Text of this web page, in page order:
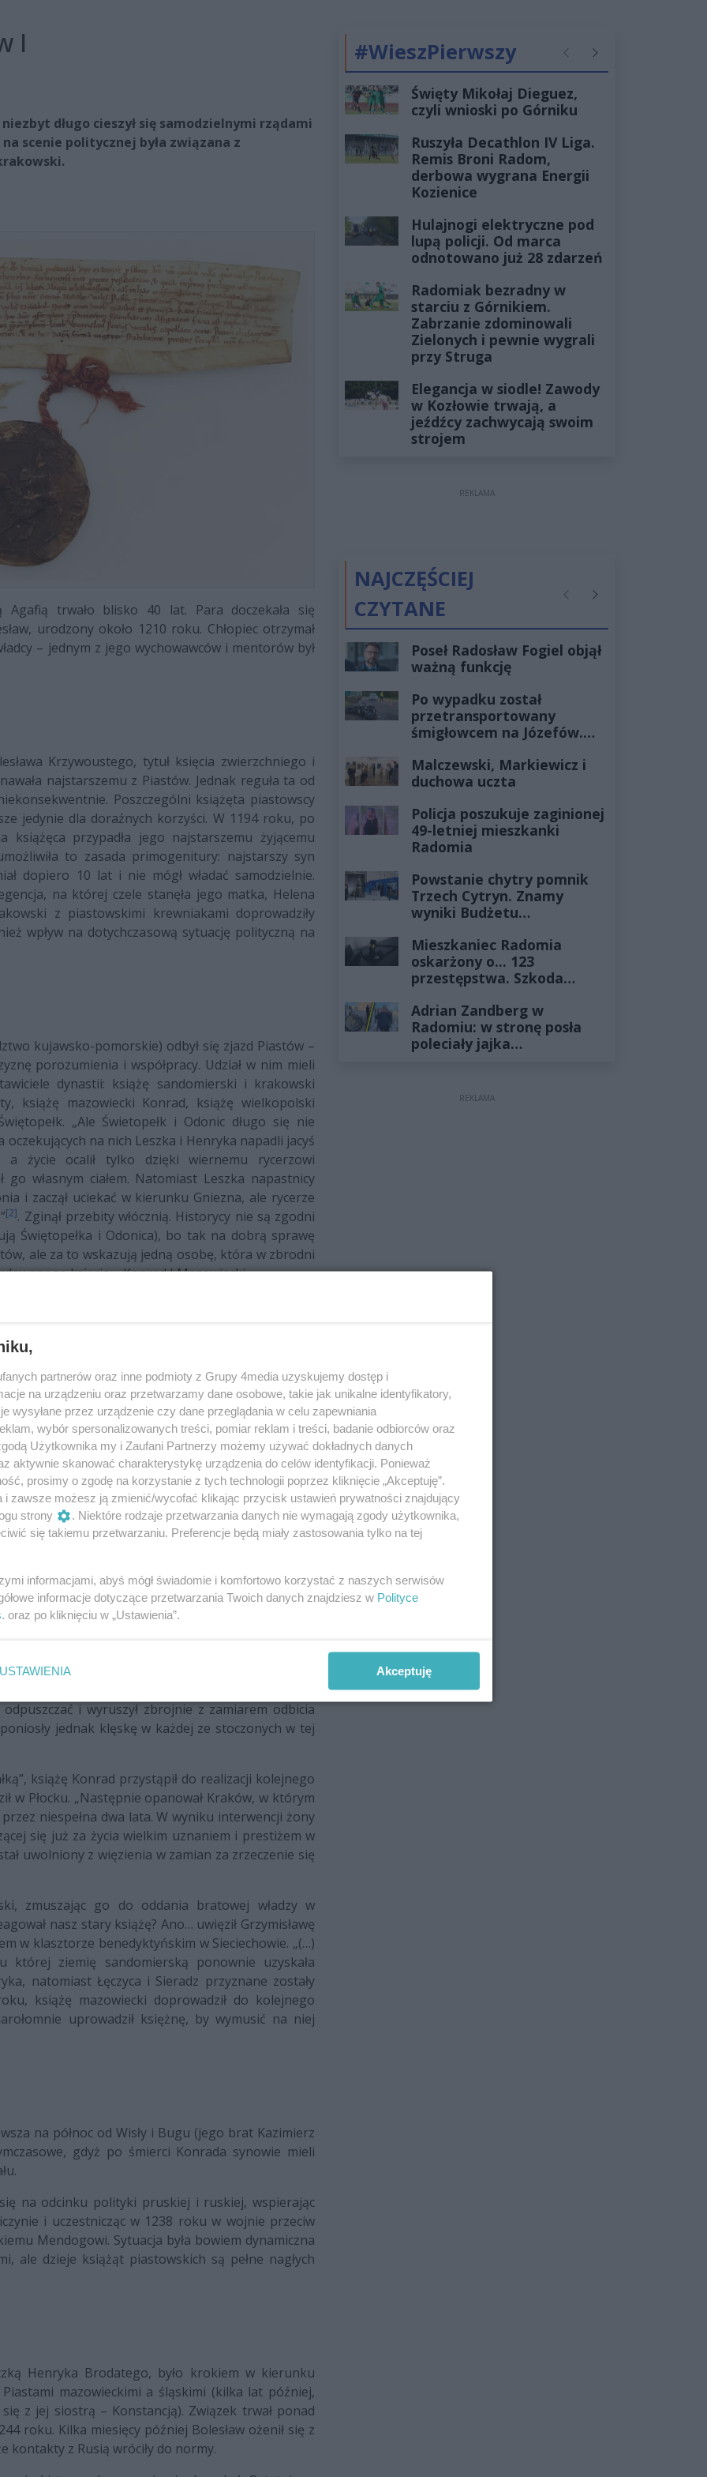
I
długo cieszył się samodzielnymi rządami
scenie politycznej była związana z
Agafią trwało blisko 40 lat. Para doczekała się
urodzony około 1210 roku. Chłopiec otrzymał
– jednym z jego wychowawców i mentorów był
Krzywoustego, tytuł księcia zwierzchniego i
najstarszemu z Piastów. Jednak reguła ta od
Poszczególni książęta piastowscy
jedynie dla doraźnych korzyści. W 1194 roku, po
książęca przypadła jego najstarszemu żyjącemu
to zasada primogenitury: najstarszy syn
dopiero 10 lat i nie mógł władać samodzielnie.
na której czele stanęła jego matka, Helena
z piastowskimi krewniakami doprowadziły
wpływ na dotychczasową sytuację polityczną na
kujawsko-pomorskie) odbył się zjazd Piastów –
porozumienia i współpracy. Udział w nim mieli
dynastii: książę sandomierski i krakowski
książę mazowiecki Konrad, książę wielkopolski
„Ale Świetopełk i Odonic długo się nie
na nich Leszka i Henryka napadli jacyś
a życie ocalił tylko dzięki wiernemu rycerzowi
własnym ciałem. Natomiast Leszka napastnicy
i zaczął uciekać w kierunku Gniezna, ale rycerze
[2]. Zginął przebity włócznią. Historycy nie są zgodni
Świętopełka i Odonica), bo tak na dobrą sprawę
ale za to wskazują jedną osobę, która w zbrodni
księcia – Konrad I Mazowiecki.
epokę, w której pretendenci do krakowskiego
władzy zwierzchniej. Uruchomiło za
z tych, który zgłaszał pretensje do tronu, był
żałobie – na pogrzeb wysłał Bolesława, a sam
nad dzielnicą senioralną.
18 lat i na dobre został wciągnięty przez rodzica w
gdzie towarzyszył ojcu w Skaryszewie (pod
księżną Grzymisławą, wdową po Leszku Białym”[3] .
bratankiem Bolesławem (zwanym Wstydliwym).
księżna nie dała się zastraszyć i przekazała opiekę
Laskonogiemu. Ten jednak musiał pilnować
senioralnej zasiadł Henryk Brodaty.
Wkrótce, wraz z ojcem, wyruszył na ziemię
do odstąpienia Konradowi znacznej części dzielnicy
I, który zaczął się tytułować księciem
i wyruszył zbrojnie z zamiarem odbicia
jednak klęskę w każdej ze stoczonych w tej
książę Konrad przystąpił do realizacji kolejnego
w Płocku. „Następnie opanował Kraków, w którym
niespełna dwa lata. W wyniku interwencji żony
się już za życia wielkim uznaniem i prestiżem w
uwolniony z więzienia w zamian za zrzeczenie się
zmuszając go do oddania bratowej władzy w
nasz stary książę? Ano… uwięził Grzymisławę
w klasztorze benedyktyńskim w Sieciechowie. „(…)
ziemię sandomierską ponownie uzyskała
natomiast Łęczyca i Sieradz przyznane zostały
książę mazowiecki doprowadził do kolejnego
uprowadził księżnę, by wymusić na niej
na północ od Wisły i Bugu (jego brat Kazimierz
gdyż po śmierci Konrada synowie mieli
na odcinku polityki pruskiej i ruskiej, wspierając
i uczestnicząc w 1238 roku w wojnie przeciw
Mendogowi. Sytuacja była bowiem dynamiczna
ale dzieje książąt piastowskich są pełne nagłych
Henryka Brodatego, było krokiem w kierunku
mazowieckimi a śląskimi (kilka lat później,
z jej siostrą – Konstancją). Związek trwał ponad
roku. Kilka miesięcy później Bolesław ożenił się z
kontakty z Rusią wróciły do normy.
#WieszPierwszy PoprzednieNastępne
Święty Mikołaj Dieguez,
czyli wnioski po Górniku
Ruszyła Decathlon IV Liga.
Remis Broni Radom,
derbowa wygrana Energii
Kozienice
Hulajnogi elektryczne pod
lupą policji. Od marca
odnotowano już 28 zdarzeń
Radomiak bezradny w
starciu z Górnikiem.
Zabrzanie zdominowali
Zielonych i pewnie wygrali
przy Struga
Elegancja w siodle! Zawody
w Kozłowie trwają, a
jeźdźcy zachwycają swoim
strojem
REKLAMA
NAJCZĘŚCIEJ
CZYTANE
PoprzednieNastępne
Poseł Radosław Fogiel objął
ważną funkcję
Po wypadku został
przetransportowany
śmigłowcem na Józefów.
żyłach
Malczewski, Markiewicz i
duchowa uczta
Policja poszukuje zaginionej
49-letniej mieszkanki
Radomia
Powstanie chytry pomnik
Trzech Cytryn. Znamy
wyniki Budżetu
Mieszkaniec Radomia
oskarżony o... 123
przestępstwa. Szkoda
złotych
Adrian Zandberg w
Radomiu: w stronę posła
poleciały jajka…
REKLAMA
partnerów oraz inne podmioty z Grupy 4media uzyskujemy dostęp i
na urządzeniu oraz przetwarzamy dane osobowe, takie jak unikalne identyfikatory,
wysyłane przez urządzenie czy dane przeglądania w celu zapewniania
wybór spersonalizowanych treści, pomiar reklam i treści, badanie odbiorców oraz
Użytkownika my i Zaufani Partnerzy możemy używać dokładnych danych
aktywnie skanować charakterystykę urządzenia do celów identyfikacji. Ponieważ
prosimy o zgodę na korzystanie z tych technologii poprzez kliknięcie „Akceptuję”.
i zawsze możesz ją zmienić/wycofać klikając przycisk ustawień prywatności znajdujący
strony
. Niektóre rodzaje przetwarzania danych nie wymagają zgody użytkownika,
się takiemu przetwarzaniu. Preferencje będą miały zastosowania tylko na tej
informacjami, abyś mógł świadomie i komfortowo korzystać z naszych serwisów
informacje dotyczące przetwarzania Twoich danych znajdziesz w Polityce
. oraz po kliknięciu w „Ustawienia”.
USTAWIENIA Akceptuję